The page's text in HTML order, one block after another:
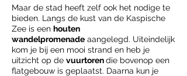
Maar de stad heeft zelf ook het nodige te
bieden. Langs de kust van de Kaspische
Zee is een houten
wandelpromenade aangelegd. Uiteindelijk
kom je bij een mooi strand en heb je
uitzicht op de vuurtorendie bovenop een
flatgebouw is geplaatst. Daarna kun je